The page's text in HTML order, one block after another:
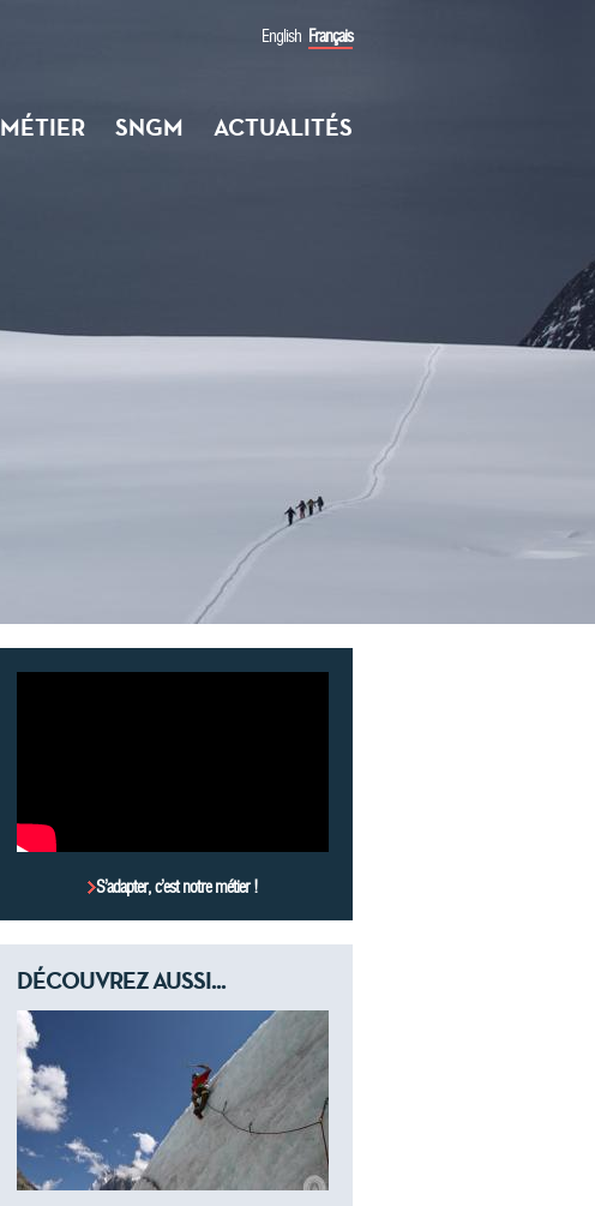
English Français
MÉTIER SNGM ACTUALITÉS
S’adapter, c’est notre métier !
DÉCOUVREZ AUSSI...